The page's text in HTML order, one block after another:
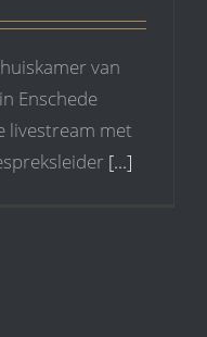
van
Enschede
livestream met
[...]